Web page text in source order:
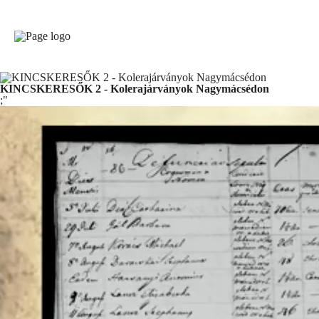
KINCSKERESŐK 2 - Kolerajárványok Nagymácsédon
;"